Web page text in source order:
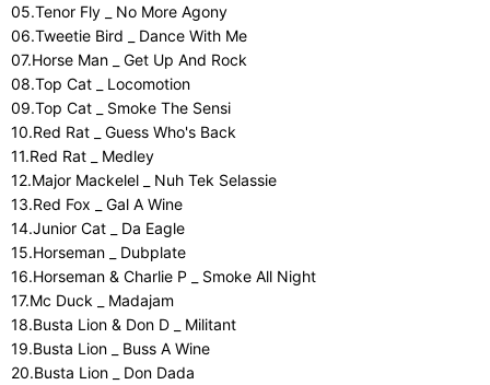
05.Tenor Fly _ No More Agony
06.Tweetie Bird _ Dance With Me
07.Horse Man _ Get Up And Rock
08.Top Cat _ Locomotion
09.Top Cat _ Smoke The Sensi
10.Red Rat _ Guess Who's Back
11.Red Rat _ Medley
12.Major Mackelel _ Nuh Tek Selassie
13.Red Fox _ Gal A Wine
14.Junior Cat _ Da Eagle
15.Horseman _ Dubplate
16.Horseman & Charlie P _ Smoke All Night
17.Mc Duck _ Madajam
18.Busta Lion & Don D _ Militant
19.Busta Lion _ Buss A Wine
20.Busta Lion _ Don Dada